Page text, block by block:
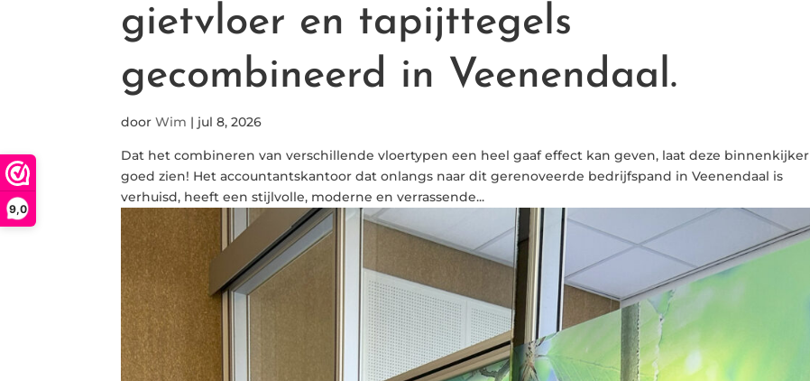
9,0
gietvloer en tapijttegels
gecombineerd in Veenendaal.
doorWim | jul 8, 2026
Dat het combineren van verschillende vloertypen een heel gaaf effect kan geven, laat deze binnenkijker
goed zien! Het accountantskantoor dat onlangs naar dit gerenoveerde bedrijfspand in Veenendaal is
verhuisd, heeft een stijlvolle, moderne en verrassende...